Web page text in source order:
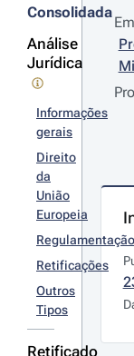
Consolidada
Análise
Jurídica
Informações
gerais
Direito
da
União
Europeia
Regulamentação
Retificações
Outros
Tipos
Retificado